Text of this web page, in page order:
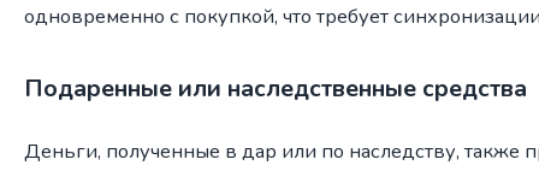
одновременно с покупкой, что требует
Подаренные или наследственные средства
Деньги, полученные в дар или по наследству, также